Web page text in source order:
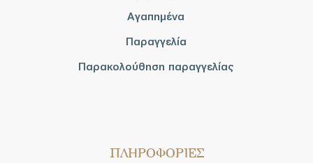
Αγαπημένα
Παραγγελία
Παρακολούθηση παραγγελίας
ΠΛΗΡΟΦΟΡΙΕΣ